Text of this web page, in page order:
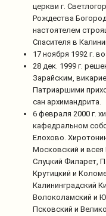
церкви г.
Рождества
настоятелем
Спасителя в
17 ноября 1992 г.
28 дек. 1999 г.
Зарайским,
Патриаршими
сан архимандрита.
6 февраля 2000 г.
кафедральном
Елохово.
Московский и всея
Слуцкий Филарет,
Крутицкий и
Калининградский
Волоколамский и
Псковский и